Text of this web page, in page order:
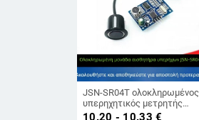
JSN-SR04T ολοκληρωμένος
υπερηχητικός μετρητής
απόστασης, αδιάβροχος
10.20 - 10.33 €